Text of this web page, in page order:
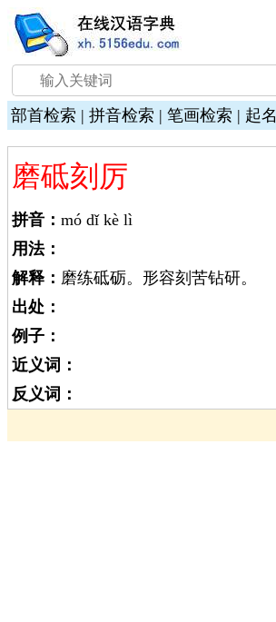
部首检索 | 拼音检索 | 笔画检索 | 起名
磨砥刻厉
拼音： mó dǐ kè lì
用法：
解释： 磨练砥砺。形容刻苦钻研。
出处：
例子：
近义词：
反义词：